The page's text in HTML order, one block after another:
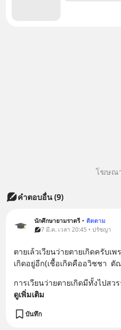
โฆษณ
คำตอบอื่น(9)
นักศึกษายามราตรี • ติดตาม
7 มี.ค. เวลา 20:45 • ปรัชญา
ตายเล้วเวียนว่ายตายเกิดครับเ
เกิดอยู่อีก(เชื้อเกิดคืออวิชชา
การเวียนว่ายตายเกิดมีทั้งไปส
ดูเพิ่มเติม
บันทึก